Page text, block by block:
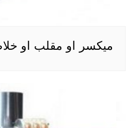
ميكسر او مقلب او